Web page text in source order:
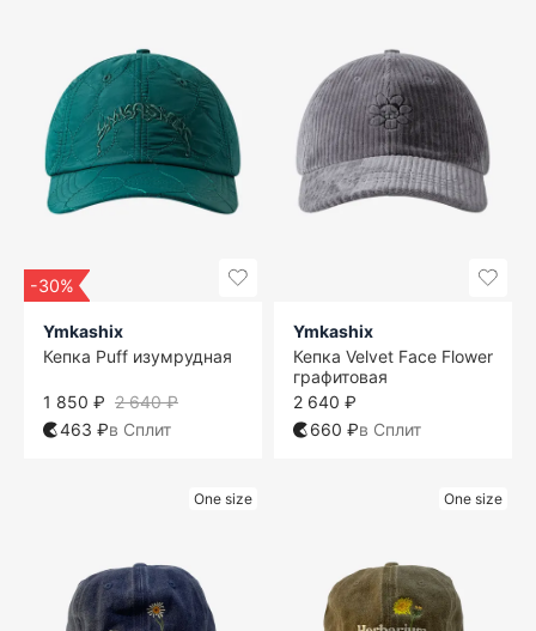
-30%
Ymkashix
Кепка Puff изумрудная
2 640 ₽
1 850 ₽
463 ₽в Сплит
Ymkashix
Кепка Velvet Face Flower
графитовая
2 640 ₽
660 ₽в Сплит
One size One size